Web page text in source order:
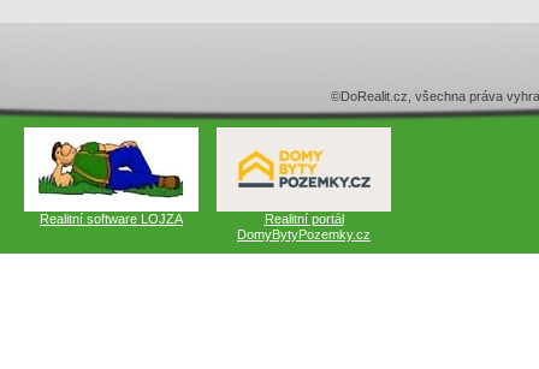
©DoRealit.cz, všechna práva
Realitní software LOJZA
Realitní portál
DomyBytyPozemky.cz